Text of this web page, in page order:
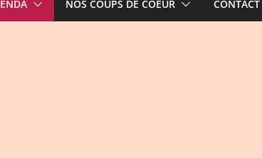
NOS COUPS DE COEUR CONTACT